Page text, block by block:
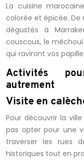
La cuisine
colorée et épicée.
dégustés à
couscous, le
qui raviront vos
Activités
autrement
Visite en
Pour découvrir la
pas opter pour une
traverser les rues
historiques tout en